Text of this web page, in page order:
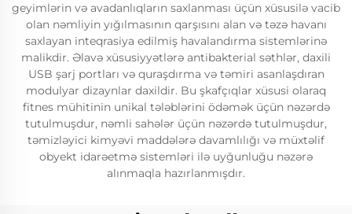
geyimlərin və avadanlıqların saxlanması üçün xüsusilə vacib
olan nəmliyin yığılmasının qarşısını alan və təzə havanı
saxlayan inteqrasiya edilmiş havalandırma sistemlərinə
malikdir. Əlavə xüsusiyyətlərə antibakterial səthlər, daxili
USB şarj portları və quraşdırma və təmiri asanlaşdıran
modulyar dizaynlar daxildir. Bu şkafçıqlar xüsusi olaraq
fitnes mühitinin unikal tələblərini ödəmək üçün nəzərdə
tutulmuşdur, nəmli sahələr üçün nəzərdə tutulmuşdur,
təmizləyici kimyəvi maddələrə davamlılığı və müxtəlif
obyekt idarəetmə sistemləri ilə uyğunluğu nəzərə
alınmaqla hazırlanmışdır.